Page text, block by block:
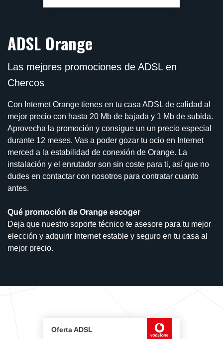
ADSL Orange
Las mejores promociones de ADSL en
Chercos
Con Internet Orange tienes en tu casa ADSL de calidad al
mejor precio con hasta 20 Mb de bajada y 1 Mb de subida.
Aprovecha la promoción y consigue un un precio especial
durante 12 meses. Vas a poder gozar tu ocio en Internet
merced a la estabilidad de conexión de Orange. La
instalación y el enrutador son sin coste para ti, así que no
dudes en contactar con nosotros para contratar cuanto
antes.
Qué promoción de Orange escoger
Deja que nuestro soporte técnico te asesore para tu mejor
elección y adquirir Internet estable y seguro en tu casa al
mejor precio.
Oferta ADSL